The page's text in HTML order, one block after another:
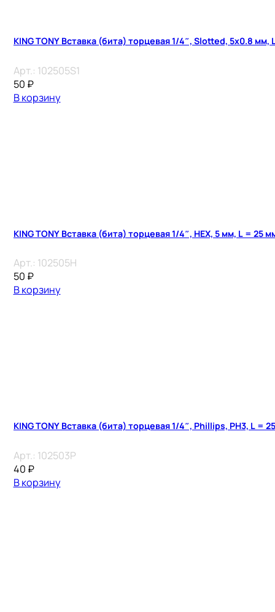
KING TONY Вставка (бита) торцевая 1/4″, Slotted, 5х0.8 мм,
Арт.: 102505S1
50 ₽
В корзину
KING TONY Вставка (бита) торцевая 1/4″, HEX, 5 мм, L = 25
Арт.: 102505H
50 ₽
В корзину
KING TONY Вставка (бита) торцевая 1/4″, Phillips, PH3, L =
Арт.: 102503P
40 ₽
В корзину